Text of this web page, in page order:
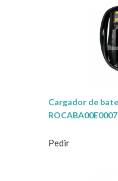
Cargador de
Pedir